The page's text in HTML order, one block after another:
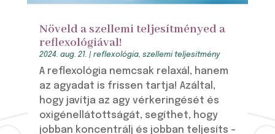
Növeld a szellemi teljesítményed a
reflexológiával!
2024. aug. 21. | reflexológia, szellemi teljesítmény
A reflexológia nemcsak relaxál, hanem
az agyadat is frissen tartja! Azáltal,
hogy javítja az agy vérkeringését és
oxigénellátottságát, segíthet, hogy
jobban koncentrálj és jobban teljesíts –